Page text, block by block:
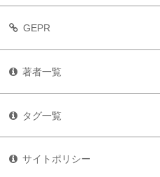
GEPR
著者一覧
タグ一覧
サイトポリシー